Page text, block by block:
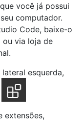
você já possui
computador.
Code, baixe-o
ou via loja de
esquerda,
extensões,